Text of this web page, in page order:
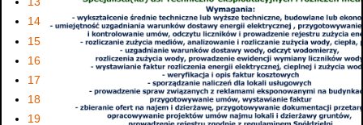
14
15
16
17
18
19